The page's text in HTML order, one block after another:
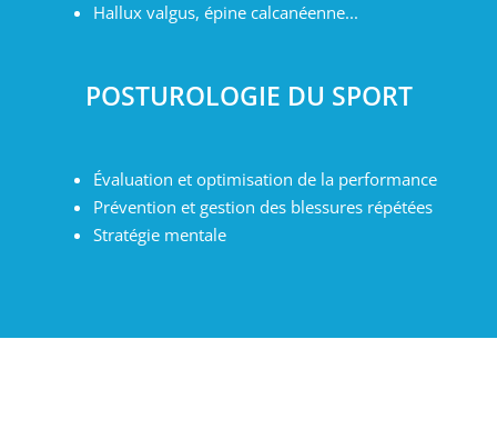
Hallux valgus, épine calcanéenne...
POSTUROLOGIE DU SPORT
Évaluation et optimisation de la performance
Prévention et gestion des blessures répétées
Stratégie mentale